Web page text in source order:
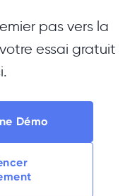
pas vers la
essai gratuit
Démo